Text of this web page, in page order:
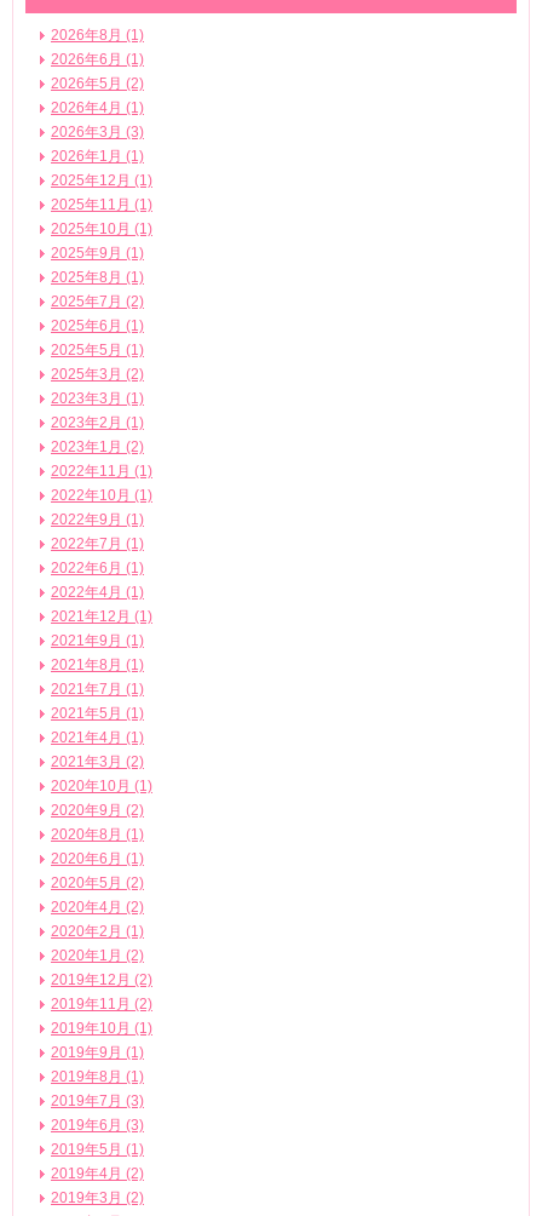
2026年8月 (1)
2026年6月 (1)
2026年5月 (2)
2026年4月 (1)
2026年3月 (3)
2026年1月 (1)
2025年12月 (1)
2025年11月 (1)
2025年10月 (1)
2025年9月 (1)
2025年8月 (1)
2025年7月 (2)
2025年6月 (1)
2025年5月 (1)
2025年3月 (2)
2023年3月 (1)
2023年2月 (1)
2023年1月 (2)
2022年11月 (1)
2022年10月 (1)
2022年9月 (1)
2022年7月 (1)
2022年6月 (1)
2022年4月 (1)
2021年12月 (1)
2021年9月 (1)
2021年8月 (1)
2021年7月 (1)
2021年5月 (1)
2021年4月 (1)
2021年3月 (2)
2020年10月 (1)
2020年9月 (2)
2020年8月 (1)
2020年6月 (1)
2020年5月 (2)
2020年4月 (2)
2020年2月 (1)
2020年1月 (2)
2019年12月 (2)
2019年11月 (2)
2019年10月 (1)
2019年9月 (1)
2019年8月 (1)
2019年7月 (3)
2019年6月 (3)
2019年5月 (1)
2019年4月 (2)
2019年3月 (2)